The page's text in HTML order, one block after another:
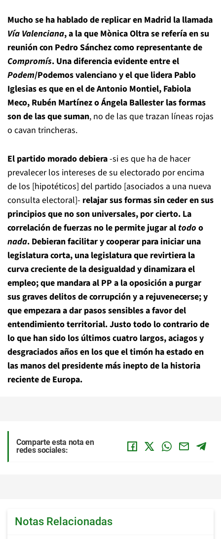
Mucho se ha hablado de replicar en Madrid la llamada
Vía Valenciana, a la que Mònica Oltra se refería en su
reunión con Pedro Sánchez como representante de
Compromís. Una diferencia evidente entre el
Podem/Podemos valenciano y el que lidera Pablo
Iglesias es que en el de Antonio Montiel, Fabiola
Meco, Rubén Martínez o Ángela Ballester las formas
son de las que suman, no de las que trazan líneas rojas
o cavan trincheras.
El partido morado debiera-si es que ha de hacer
prevalecer los intereses de su electorado por encima
de los [hipotéticos] del partido [asociados a una nueva
consulta electoral]- relajar sus formas sin ceder en sus
principios que no son universales, por cierto. La
correlación de fuerzas no le permite jugar al todo o
nada. Debieran facilitar y cooperar para iniciar una
legislatura corta, una legislatura que revirtiera la
curva creciente de la desigualdad y dinamizara el
empleo; que mandara al PP a la oposición a purgar
sus graves delitos de corrupción y a rejuvenecerse; y
que empezara a dar pasos sensibles a favor del
entendimiento territorial. Justo todo lo contrario de
lo que han sido los últimos cuatro largos, aciagos y
desgraciados años en los que el timón ha estado en
las manos del presidente más inepto de la historia
reciente de Europa.
Comparte esta nota en
redes sociales:
Notas Relacionadas